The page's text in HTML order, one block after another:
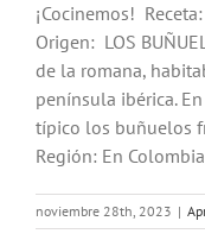
¡Cocinemos!
Origen: LOS
de la romana,
península ibérica.
típico los buñuelos
Región: En
noviembre 28th, 2023 |